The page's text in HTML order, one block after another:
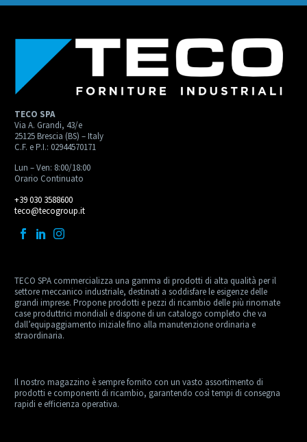
TECO SPA
Via A. Grandi, 43/e
25125 Brescia (BS) – Italy
C.F. e P.I.: 02944570171
Lun – Ven: 8:00/18:00
Orario Continuato
+39 030 3588600
teco@tecogroup.it
TECO SPA commercializza una gamma di prodotti di alta qualità per il
settore meccanico industriale, destinati a soddisfare le esigenze delle
grandi imprese. Propone prodotti e pezzi di ricambio delle più rinomate
case produttrici mondiali e dispone di un catalogo completo che va
dall’equipaggiamento iniziale fino alla manutenzione ordinaria e
straordinaria.
Il nostro magazzino è sempre fornito con un vasto assortimento di
prodotti e componenti di ricambio, garantendo così tempi di consegna
rapidi e efficienza operativa.